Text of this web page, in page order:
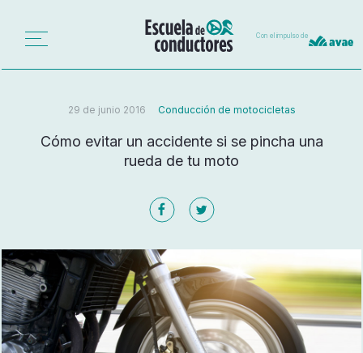
Con el impulso de
29 de junio 2016 Conducción de motocicletas
Cómo evitar un accidente si se pincha una
rueda de tu moto